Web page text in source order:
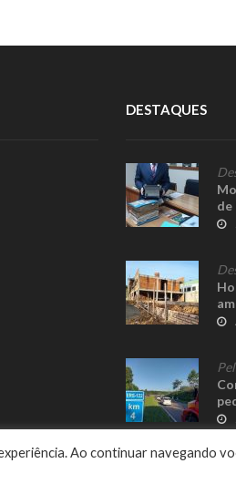
DESTAQUES
de
Ao continuar navegando